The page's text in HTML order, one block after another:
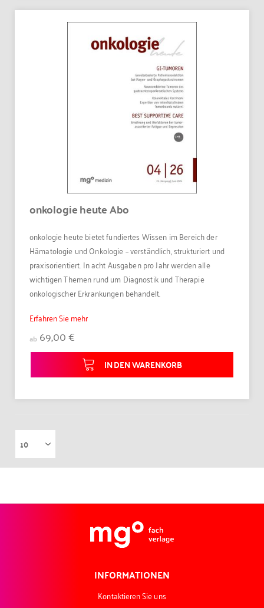
onkologie heute Abo
onkologie heute bietet fundiertes Wissen im Bereich der
Hämatologie und Onkologie – verständlich, strukturiert und
praxisorientiert. In acht Ausgaben pro Jahr werden alle
wichtigen Themen rund um Diagnostik und Therapie
onkologischer Erkrankungen behandelt.
Erfahren Sie mehr
ab 69,00 €
IN DEN WARENKORB
INFORMATIONEN
Kontaktieren Sie uns